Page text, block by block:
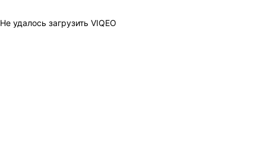
Не удалось загрузить VIQEO